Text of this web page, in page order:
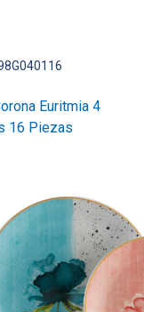
Euritmia 4
16 Piezas